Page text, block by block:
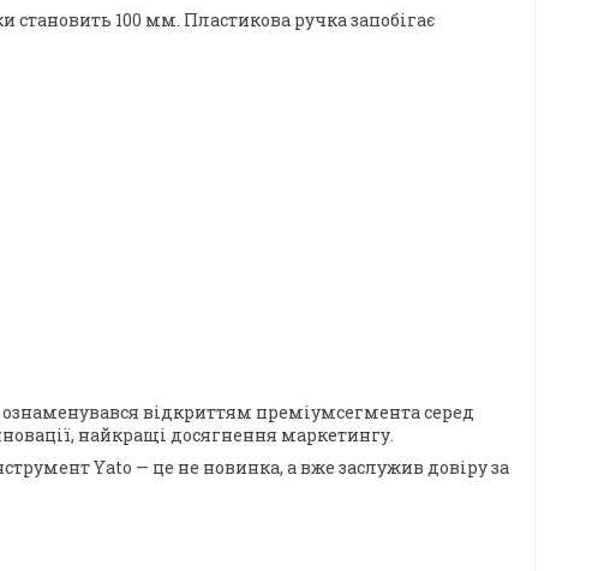
100 мм. Пластикова ручка запобігає
ознаменувався відкриттям преміумсегмента серед
найкращі досягнення маркетингу.
Yato — це не новинка, а вже заслужив довіру за